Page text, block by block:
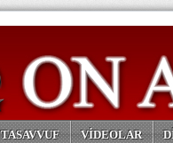
TASAVVUF VİDEOLAR